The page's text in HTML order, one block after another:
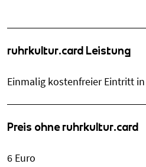
ruhrkultur.card Leistung
Einmalig kostenfreier Eintritt
Preis ohne ruhrkultur.card
6 Euro